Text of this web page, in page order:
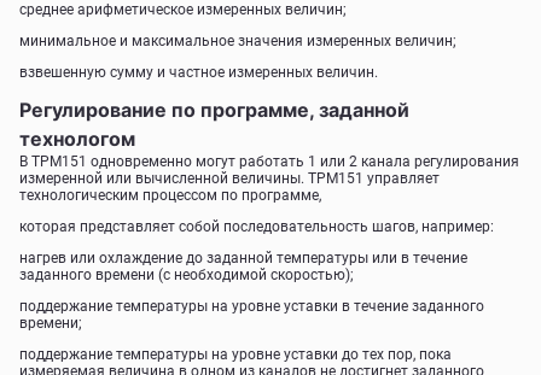
среднее арифметическое измеренных величин;
минимальное и максимальное значения измеренных величин;
взвешенную сумму и частное измеренных величин.
Регулирование по программе, заданной
технологом
В ТРМ151 одновременно могут работать 1 или 2 канала регулирования
измеренной или вычисленной величины. ТРМ151 управляет
технологическим процессом по программе,
которая представляет собой последовательность шагов, например:
нагрев или охлаждение до заданной температуры или в течение
заданного времени (с необходимой скоростью);
поддержание температуры на уровне уставки в течение заданного
времени;
поддержание температуры на уровне уставки до тех пор, пока